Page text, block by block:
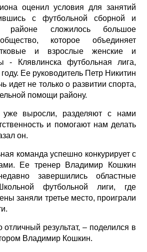
оценил условия для занятий
с футбольной сборной и
сложилось большое
которое объединяет
и взрослые женские и
- Клявлинска футбольная лига,
Ее руководитель Петр Никитин
идет не только о развитии спорта,
помощи району.
выросли, разделяют с нами
и помогают нам делать
он.
команда успешно конкурирует с
Ее тренер Владимир Кошкин
завершились областные
футбольной лиги, где
заняли третье место, проиграли
результат, – поделился в
Владимир Кошкин.